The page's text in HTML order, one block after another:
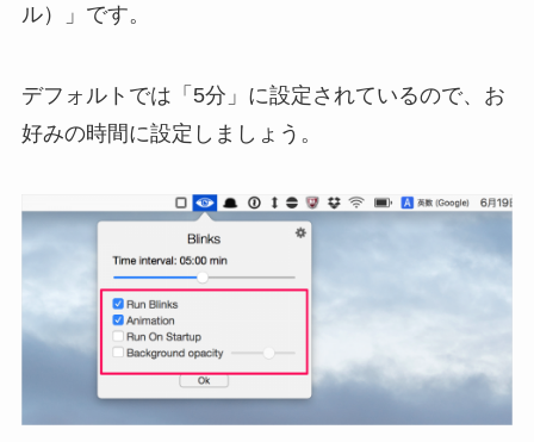
ル）」です。
デフォルトでは「5分」に設定されているので、お
好みの時間に設定しましょう。